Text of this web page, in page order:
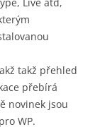
takž přehled
přebírá
novinek jsou
WP.